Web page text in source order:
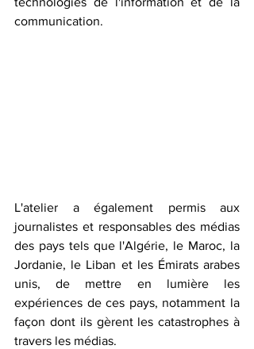
communication.
L'atelier a également permis aux
journalistes et responsables des médias
des pays tels que l'Algérie, le Maroc, la
Jordanie, le Liban et les Émirats arabes
unis, de mettre en lumière les
expériences de ces pays, notamment la
façon dont ils gèrent les catastrophes à
travers les médias.